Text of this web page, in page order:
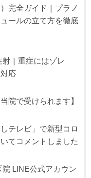
完全ガイド｜プラノ
ールの立て方を徹底
射｜重症にはゾレ
応
院で受けられます】
テレビ」で新型コロ
てコメントしました
院 LINE公式アカウン